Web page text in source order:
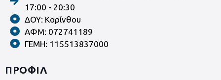
17:00 - 20:30
ΔΟΥ: Κορίνθου
ΑΦΜ: 072741189
ΓΕΜΗ: 115513837000
ΠΡΟΦΙΛ